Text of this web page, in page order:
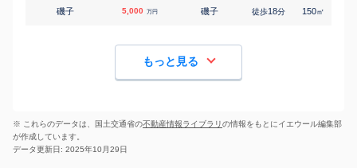
磯子 5,000 万円 磯子 徒歩18分 150㎡
もっと見る
※ これらのデータは、国土交通省の不動産情報ライブラリの情報をもとにイエウール編集部
が作成しています。
データ更新日: 2025年10月29日